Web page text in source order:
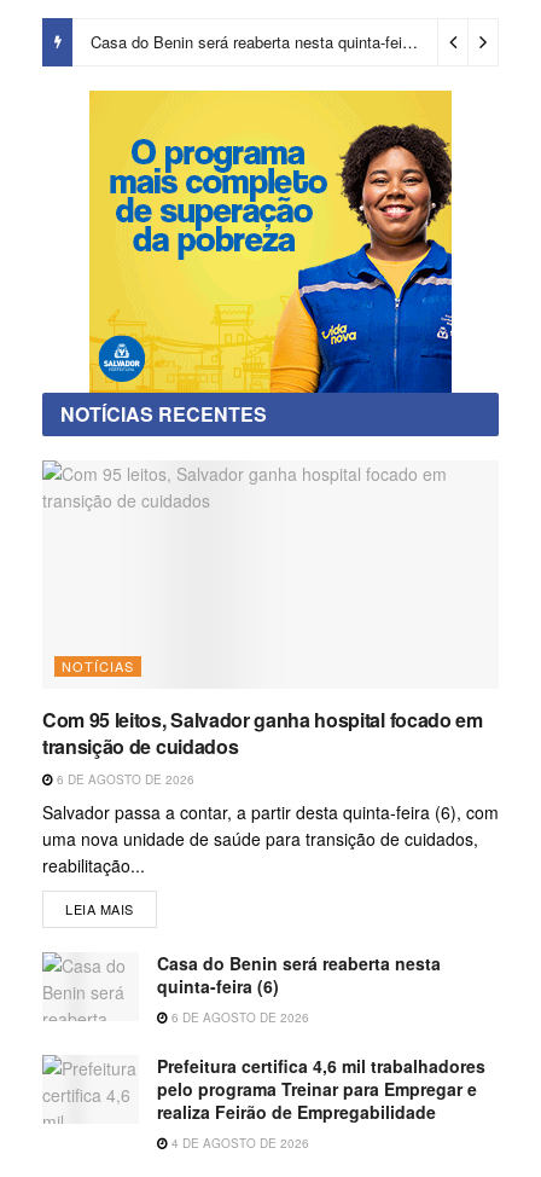
Casa do Benin será reaberta nesta quinta-feira (6) 18 horas ago
NOTÍCIAS RECENTES
NOTÍCIAS
Com 95 leitos, Salvador ganha hospital focado em
transição de cuidados
6 DE AGOSTO DE 2026
Salvador passa a contar, a partir desta quinta-feira (6), com
uma nova unidade de saúde para transição de cuidados,
reabilitação...
LEIA MAIS
Casa do Benin será reaberta nesta
quinta-feira (6)
6 DE AGOSTO DE 2026
Prefeitura certifica 4,6 mil trabalhadores
pelo programa Treinar para Empregar e
realiza Feirão de Empregabilidade
4 DE AGOSTO DE 2026